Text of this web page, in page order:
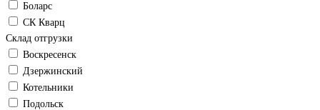
Боларс
СК Кварц
Склад отгрузки
Воскресенск
Дзержинский
Котельники
Подольск